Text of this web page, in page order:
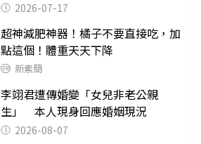
2026-07-17
超神減肥神器！橘子不要直接吃，加
點這個！體重天天下降
新素簡
李翊君遭傳婚變「女兒非老公親
生」 本人現身回應婚姻現況
2026-08-07